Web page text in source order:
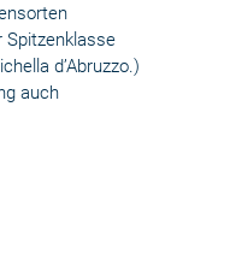
Spitzenklasse
d’Abruzzo.)
auch